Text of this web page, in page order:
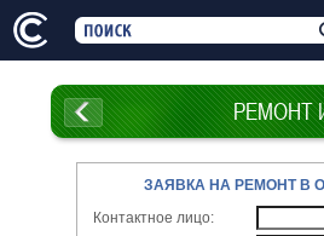
РЕМОНТ
ЗАЯВКА НА РЕМОНТ В
Контактное лицо: